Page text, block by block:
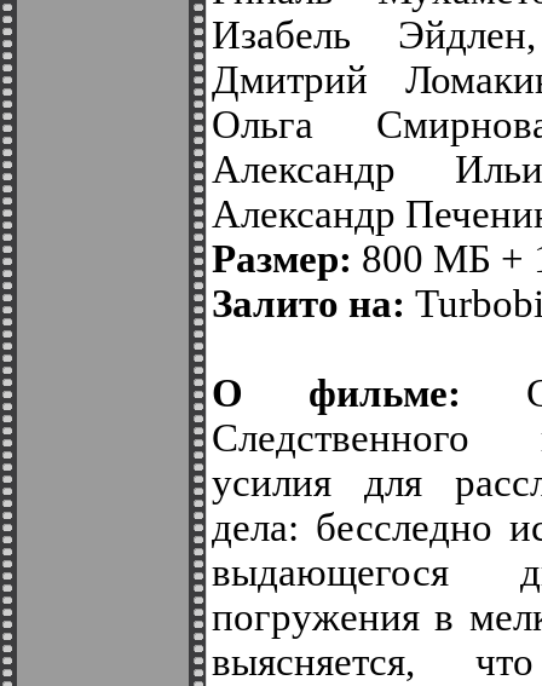
Изабель
Дмитрий
Ольга
Александр
Александр
Размер: 800 МБ +
Залито на:
О фильме:
Следственного
усилия для
дела: бесследно
выдающегося
погружения в
выясняется,